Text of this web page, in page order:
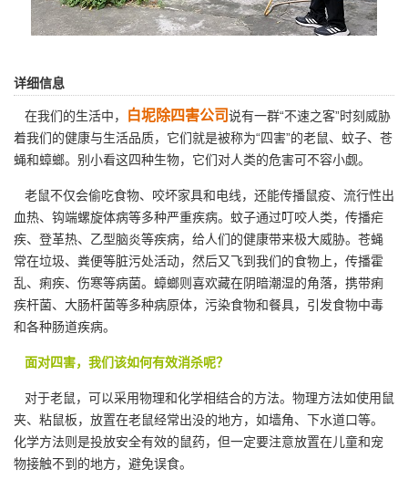
详细信息
在我们的生活中， 白坭除四害公司说有一群“不速之客”时刻威胁
着我们的健康与生活品质，它们就是被称为“四害”的老鼠、蚊子、苍
蝇和蟑螂。别小看这四种生物，它们对人类的危害可不容小觑。
老鼠不仅会偷吃食物、咬坏家具和电线，还能传播鼠疫、流行性出
血热、钩端螺旋体病等多种严重疾病。蚊子通过叮咬人类，传播疟
疾、登革热、乙型脑炎等疾病，给人们的健康带来极大威胁。 苍蝇
常在垃圾、粪便等脏污处活动，然后又飞到我们的食物上，传播霍
乱、痢疾、伤寒等病菌。蟑螂则喜欢藏在阴暗潮湿的角落，携带痢
疾杆菌、大肠杆菌等多种病原体，污染食物和餐具，引发食物中毒
和各种肠道疾病。
面对四害，我们该如何有效消杀呢？
对于老鼠，可以采用物理和化学相结合的方法。物理方法如使用 鼠
夹、粘鼠板，放置在老鼠经常出没的地方，如墙角、下水道口等。
化学方法则是投放安全有效的鼠药，但一定要注意放置在儿童和宠
物接触不到的地方，避免误食。